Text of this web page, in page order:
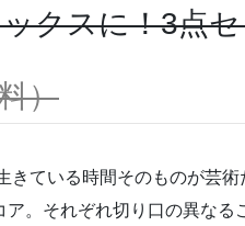
クスに！3点
）
ている時間そのものが芸術
。それぞれ切り口の異なる